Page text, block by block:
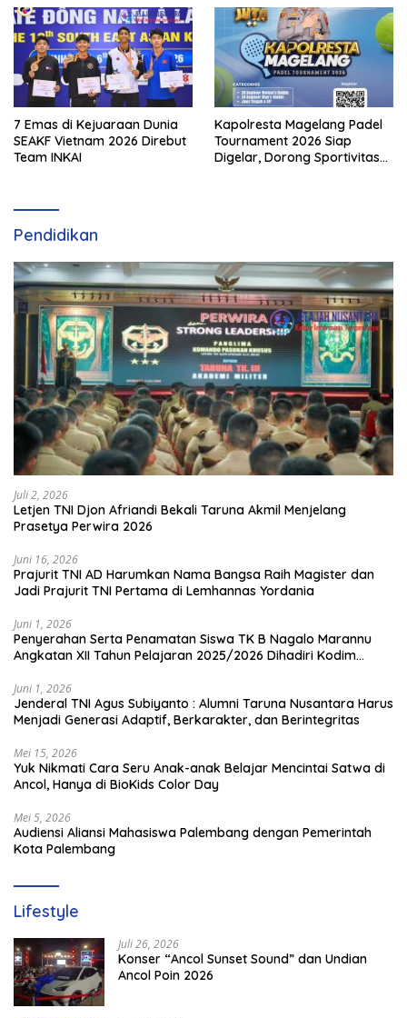
7 Emas di Kejuaraan Dunia
SEAKF Vietnam 2026 Direbut
Team INKAI
Kapolresta Magelang Padel
Tournament 2026 Siap
Digelar, Dorong Sportivitas
Pendidikan
Juli 2, 2026
Letjen TNI Djon Afriandi Bekali Taruna Akmil Menjelang
Prasetya Perwira 2026
Juni 16, 2026
Prajurit TNI AD Harumkan Nama Bangsa Raih Magister dan
Jadi Prajurit TNI Pertama di Lemhannas Yordania
Juni 1, 2026
Penyerahan Serta Penamatan Siswa TK B Nagalo Marannu
Angkatan XII Tahun Pelajaran 2025/2026 Dihadiri Kodim
Juni 1, 2026
Jenderal TNI Agus Subiyanto : Alumni Taruna Nusantara Harus
Menjadi Generasi Adaptif, Berkarakter, dan Berintegritas
Mei 15, 2026
Yuk Nikmati Cara Seru Anak-anak Belajar Mencintai Satwa di
Ancol, Hanya di BioKids Color Day
Mei 5, 2026
Audiensi Aliansi Mahasiswa Palembang dengan Pemerintah
Kota Palembang
Lifestyle
Juli 26, 2026
Konser “Ancol Sunset Sound” dan Undian
Ancol Poin 2026